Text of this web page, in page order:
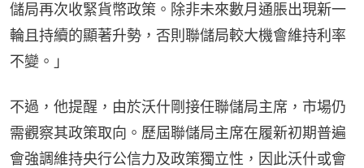
儲局再次收緊貨幣政策。除非未來數月通脹出現新一
輪且持續的顯著升勢，否則聯儲局較大機會維持利率
不變。」
不過，他提醒，由於沃什剛接任聯儲局主席，市場仍
需觀察其政策取向。歷屆聯儲局主席在履新初期普遍
會強調維持央行公信力及政策獨立性，因此沃什或會